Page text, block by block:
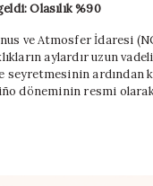
Olasılık %90
ve Atmosfer İdaresi
aylardır uzun
seyretmesinin ardından
döneminin resmi olarak